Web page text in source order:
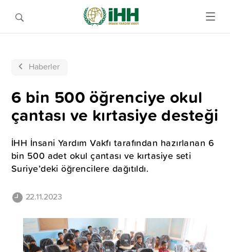
Haberler
6 bin 500 öğrenciye okul
çantası ve kırtasiye desteği
İHH İnsani Yardım Vakfı tarafından hazırlanan 6
bin 500 adet okul çantası ve kırtasiye seti
Suriye’deki öğrencilere dağıtıldı.
22.11.2023